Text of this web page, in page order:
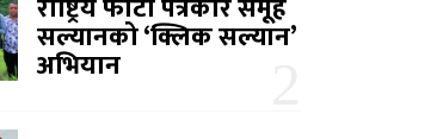
राष्ट्रिय फोटो पत्रकार समूह
सल्यानको ‘क्लिक सल्यान’
अभियान